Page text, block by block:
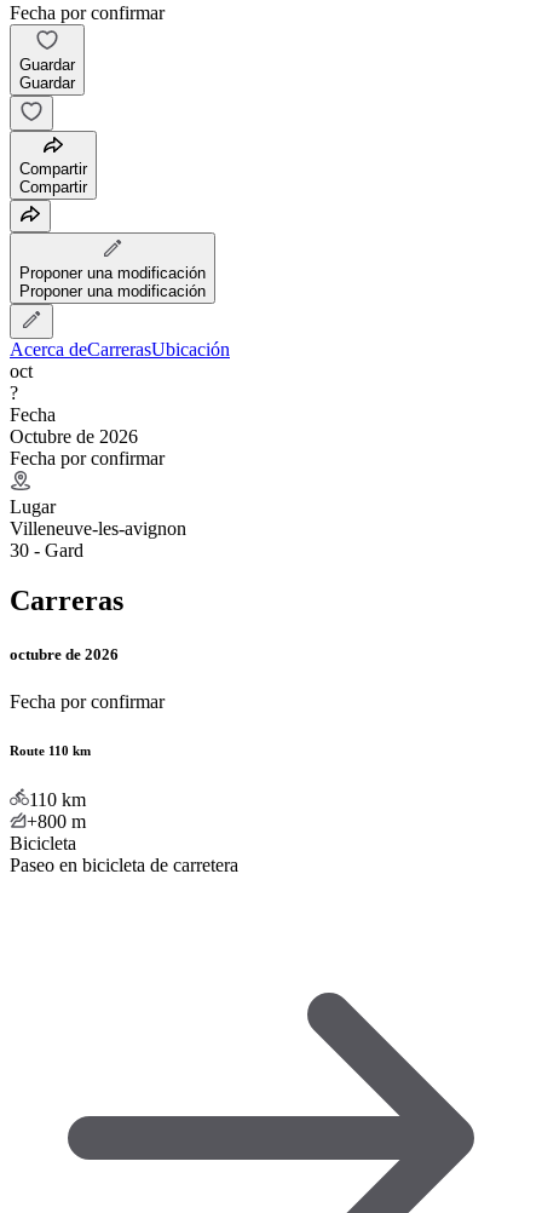
Fecha por confirmar
Guardar
Guardar
Compartir
Compartir
Proponer una modificación
Proponer una modificación
Acerca deCarrerasUbicación
oct
?
Fecha
Octubre de 2026
Fecha por confirmar
Lugar
Villeneuve-les-avignon
30 - Gard
Carreras
octubre de 2026
Fecha por confirmar
Route 110 km
110 km
+800 m
Bicicleta
Paseo en bicicleta de carretera